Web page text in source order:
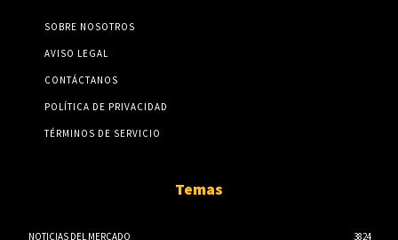
SOBRE NOSOTROS
AVISO LEGAL
CONTÁCTANOS
POLÍTICA DE PRIVACIDAD
TÉRMINOS DE SERVICIO
Temas
NOTICIAS DEL MERCADO
3824